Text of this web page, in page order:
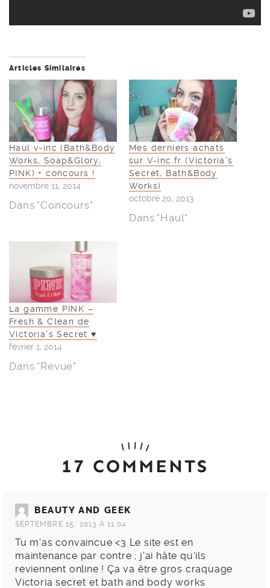
Articles Similaires
Haul v-inc (Bath&Body
Works, Soap&Glory,
PINK) + concours !
novembre 11, 2014
Dans "Concours"
Mes derniers achats
sur V-inc.fr (Victoria’s
Secret, Bath&Body
Works)
octobre 20, 2013
Dans "Haul"
La gamme PINK –
Fresh & Clean de
Victoria’s Secret ♥
février 1, 2014
Dans "Revue"
17 COMMENTS
BEAUTY AND GEEK
SEPTEMBRE 15, 2013 À 11:04
Tu m’as convaincue <3 Le site est en
maintenance par contre ; j'ai hâte qu'ils
reviennent online ! Ça va être gros craquage
Victoria secret et bath and body works